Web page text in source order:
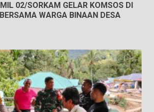
02/SORKAM GELAR KOMSOS DI
WARGA BINAAN DESA